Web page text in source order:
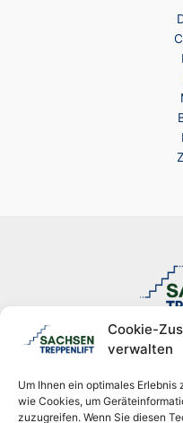
Cookie-
verwalten
Um Ihnen ein optimales
wie Cookies, um
zuzugreifen. Wenn Sie diesen
Brandenburg. Als offizieller
Markenlifte kümmern wir uns